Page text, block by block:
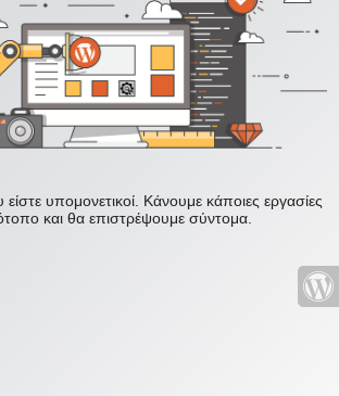
υπομονετικοί. Κάνουμε κάποιες εργασίες
και θα επιστρέψουμε σύντομα.